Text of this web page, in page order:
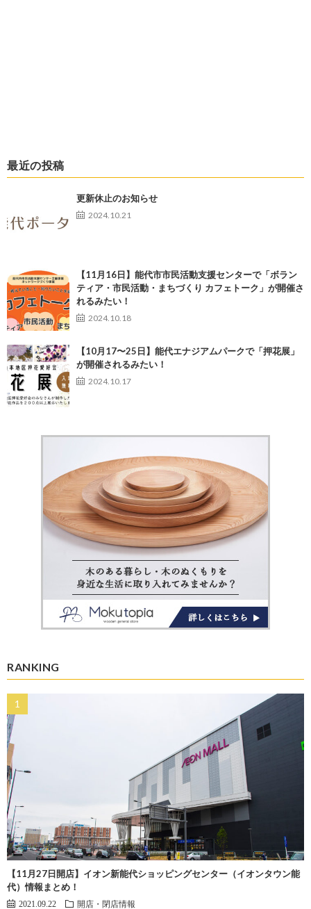
最近の投稿
更新休止のお知らせ
2024.10.21
【11月16日】能代市市民活動支援センターで「ボラン
ティア・市民活動・まちづくり カフェトーク」が開催さ
れるみたい！
2024.10.18
【10月17〜25日】能代エナジアムパークで「押花展」
が開催されるみたい！
2024.10.17
RANKING
【11月27日開店】イオン新能代ショッピングセンター（イオンタウン能
代）情報まとめ！
2021.09.22 開店・閉店情報